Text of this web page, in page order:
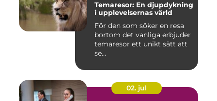
Temaresor: En djupdykning
i upplevelsernas värld
För den som söker en resa
bortom det vanliga erbjuder
temaresor ett unikt sätt att
se...
02. jul